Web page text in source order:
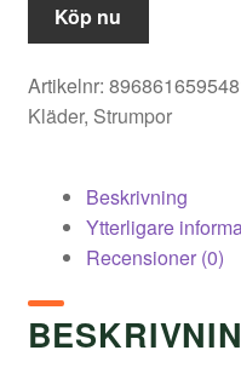
665,00
Köp nu
Artikelnr:
Kläder, Strumpor
Beskrivning
Ytterligare
Recensioner (0)